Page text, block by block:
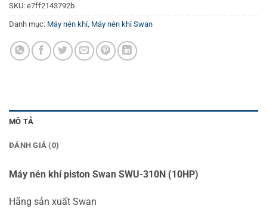
SKU: e7ff2143792b
Danh mục: Máy nén khí, Máy nén khí Swan
MÔ TẢ
ĐÁNH GIÁ (0)
Máy nén khí piston Swan SWU-310N (10HP)
Hãng sản xuất Swan